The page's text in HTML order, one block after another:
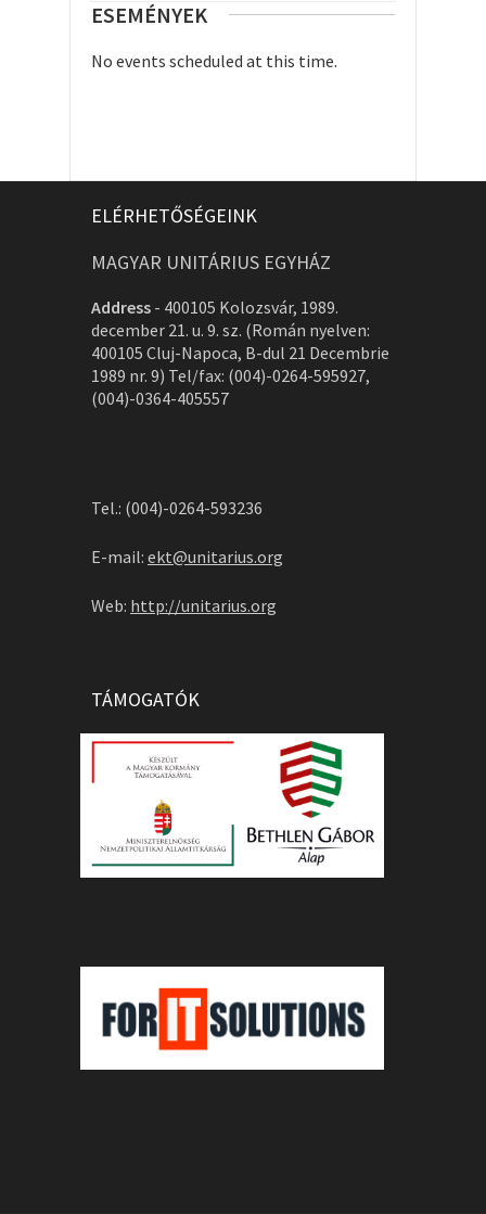
ESEMÉNYEK
No events scheduled at this time.
ELÉRHETŐSÉGEINK
MAGYAR UNITÁRIUS EGYHÁZ
Address - 400105 Kolozsvár, 1989.
december 21. u. 9. sz. (Román nyelven:
400105 Cluj-Napoca, B-dul 21 Decembrie
1989 nr. 9) Tel/fax: (004)-0264-595927,
(004)-0364-405557
Tel.: (004)-0264-593236
E-mail: ekt@unitarius.org
Web: http://unitarius.org
TÁMOGATÓK